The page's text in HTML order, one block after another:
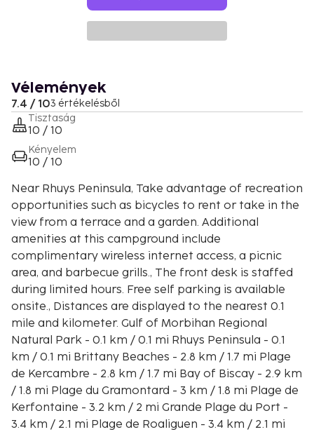
Vélemények
7.4 / 103 értékelésből
Tisztaság
10 / 10
Kényelem
10 / 10
Near Rhuys Peninsula, Take advantage of recreation
opportunities such as bicycles to rent or take in the
view from a terrace and a garden. Additional
amenities at this campground include
complimentary wireless internet access, a picnic
area, and barbecue grills., The front desk is staffed
during limited hours. Free self parking is available
onsite., Distances are displayed to the nearest 0.1
mile and kilometer. Gulf of Morbihan Regional
Natural Park - 0.1 km / 0.1 mi Rhuys Peninsula - 0.1
km / 0.1 mi Brittany Beaches - 2.8 km / 1.7 mi Plage
de Kercambre - 2.8 km / 1.7 mi Bay of Biscay - 2.9 km
/ 1.8 mi Plage du Gramontard - 3 km / 1.8 mi Plage de
Kerfontaine - 3.2 km / 2 mi Grande Plage du Port -
3.4 km / 2.1 mi Plage de Roaliguen - 3.4 km / 2.1 mi